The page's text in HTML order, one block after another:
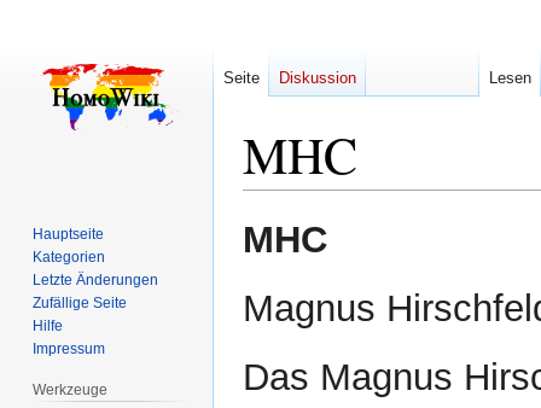
MHC
Zur
Navigation
Zur
Suche
MHC
Magnus
Das Magnus
Seite Diskussion Lesen
Hauptseite
Kategorien
Letzte Änderungen
Zufällige Seite
Hilfe
Impressum
Werkzeuge